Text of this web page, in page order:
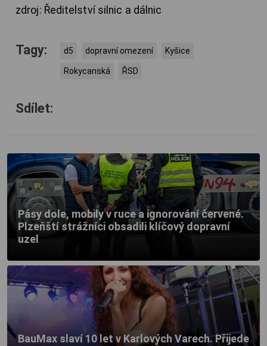
zdroj: Ředitelství silnic a dálnic
Tagy: d5 dopravní omezení Kyšice
Rokycanská ŘSD
Sdílet:
Pásy dole, mobily v ruce a ignorování červené.
Plzeňští strážníci obsadili klíčový dopravní
uzel
BauMax slaví 10 let v Karlových Varech. Přijede